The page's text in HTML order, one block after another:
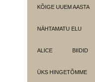
KÕIGE UUEM AASTA
NÄHTAMATU ELU
ALICE BIIDID
ÜKS HINGETÕMME